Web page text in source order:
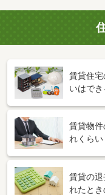
賃貸住
いはでき
賃貸物
れくら
賃貸の退
れたとき